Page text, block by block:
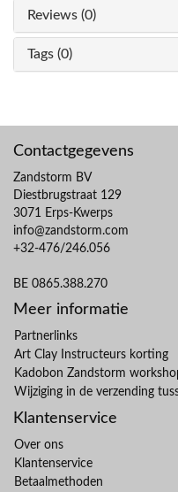
Reviews (0)
Tags (0)
Contactgegevens
Zandstorm BV
Diestbrugstraat 129
3071 Erps-Kwerps
info@zandstorm.com
+32-476/246.056
BE 0865.388.270
Meer informatie
Partnerlinks
Art Clay Instructeurs korting
Kadobon Zandstorm
Wijziging in de verzending
Klantenservice
Over ons
Klantenservice
Betaalmethoden